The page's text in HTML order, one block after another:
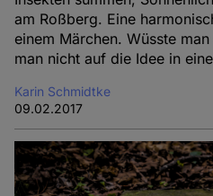
am Roßberg. Eine
einem Märchen. Wüsste
man nicht auf die Idee in
Karin Schmidtke
09.02.2017